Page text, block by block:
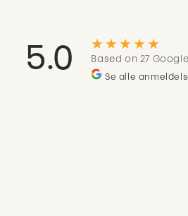
5.0 ★★★★★
Based on 27
Se alle